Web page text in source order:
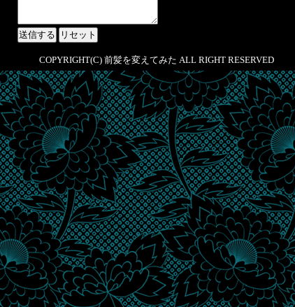
COPYRIGHT(C) 前髪を変えてみた ALL RIGHT RESERVED